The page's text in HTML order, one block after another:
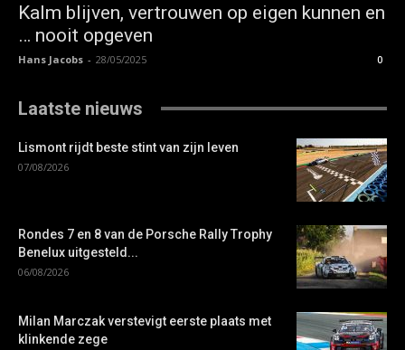
Kalm blijven, vertrouwen op eigen kunnen en
… nooit opgeven
Hans Jacobs - 28/05/2025 0
Laatste nieuws
Lismont rijdt beste stint van zijn leven
07/08/2026
Rondes 7 en 8 van de Porsche Rally Trophy
Benelux uitgesteld...
06/08/2026
Milan Marczak verstevigt eerste plaats met
klinkende zege